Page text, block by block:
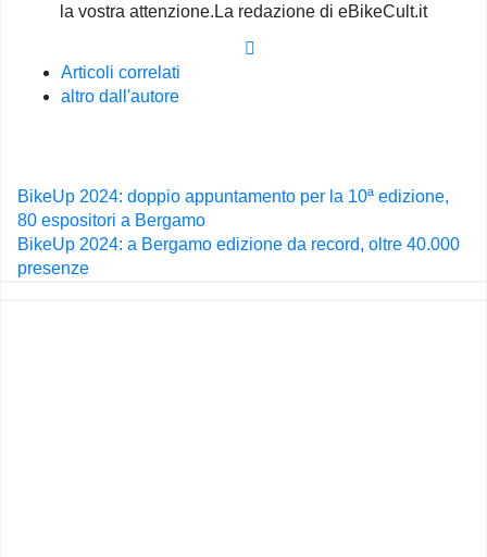
la vostra attenzione.La redazione di eBikeCult.it
Articoli correlati
altro dall'autore
Navigazione
articoli
BikeUp 2024: doppio appuntamento per la 10ª edizione,
80 espositori a Bergamo
BikeUp 2024: a Bergamo edizione da record, oltre 40.000
presenze